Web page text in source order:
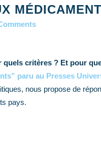
critères ? Et pour
paru au Presses
nous propose de
pays.